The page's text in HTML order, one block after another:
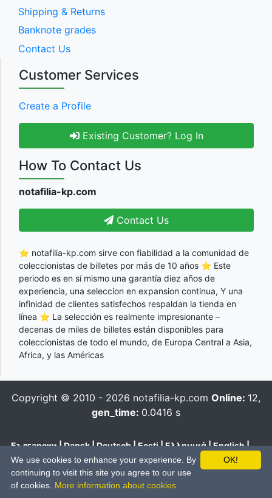
Shipping & Returns
Banknote grades
Contact Us
Customer Services
Create a Profile
Existing Customer? Log In
How To Contact Us
notafilia-kp.com
Contact Us
⭐ notafilia-kp.com sirve con fiabilidad a la comunidad de
coleccionistas de billetes por más de 10 años ⭐ Este
periodo es en sí mismo una garantía diez años de
experiencia, una seleccion en expansion continua, Y una
infinidad de clientes satisfechos respaldan la tienda en
línea ⭐ La selección es realmente impresionante –
decenas de miles de billetes están disponibles para
coleccionistas de todo el mundo, de Europa Central a Asia,
Africa, y las Américas
Copyright © 2010 - 2026 notafilia-kp.com Online: 12,
gen_time: 0.0416 s
Български|Dansk|Deutsch|Eesti|Ελληνικά|English|
Español|Français|Hrvatski|Italiano|Latviešu Lietuvių
Magyar|Nederlands|Polski|Português|Română|Pусский
Slovenčina|Slovenski|Suomi| Svenska
OK!
We use cookies to enhance your experience. By
continuing to visit this site you agree to our use
of cookies. More information about cookies